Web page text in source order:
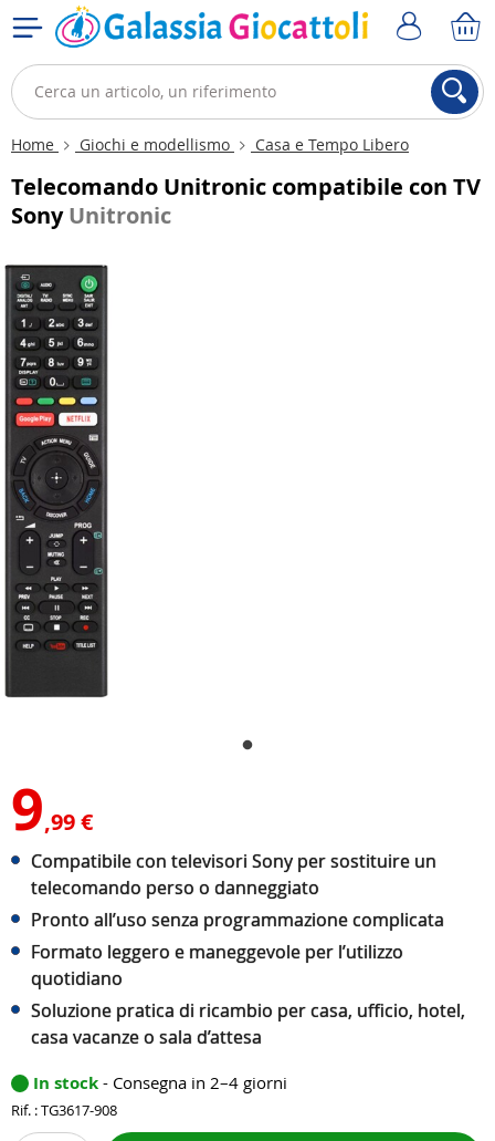
Home Giochi e modellismo Casa e Tempo Libero
Telecomando Unitronic compatibile con TV
SonyUnitronic
9,99 €
Compatibile con televisori Sony per sostituire un
telecomando perso o danneggiato
Pronto all’uso senza programmazione complicata
Formato leggero e maneggevole per l’utilizzo
quotidiano
Soluzione pratica di ricambio per casa, ufficio, hotel,
casa vacanze o sala d’attesa
In stock - Consegna in 2–4 giorni
Rif. : TG3617-908